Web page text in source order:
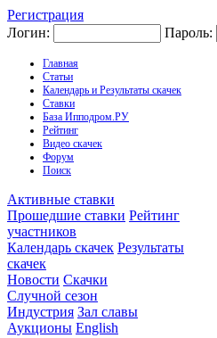
Регистрация
Логин:
Пароль:
Главная
Статьи
Календарь и Результаты скачек
Ставки
База Ипподром.РУ
Рейтинг
Видео скачек
Форум
Поиск
Активные ставки
Прошедшие ставки Рейтинг
участников
Календарь скачек Результаты
скачек
Новости Скачки
Случной сезон
Индустрия Зал славы
Аукционы English